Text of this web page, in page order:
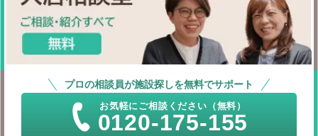
プロの相談員が施設探しを無料でサポート
お気軽にご相談ください（無料）
0120-175-155